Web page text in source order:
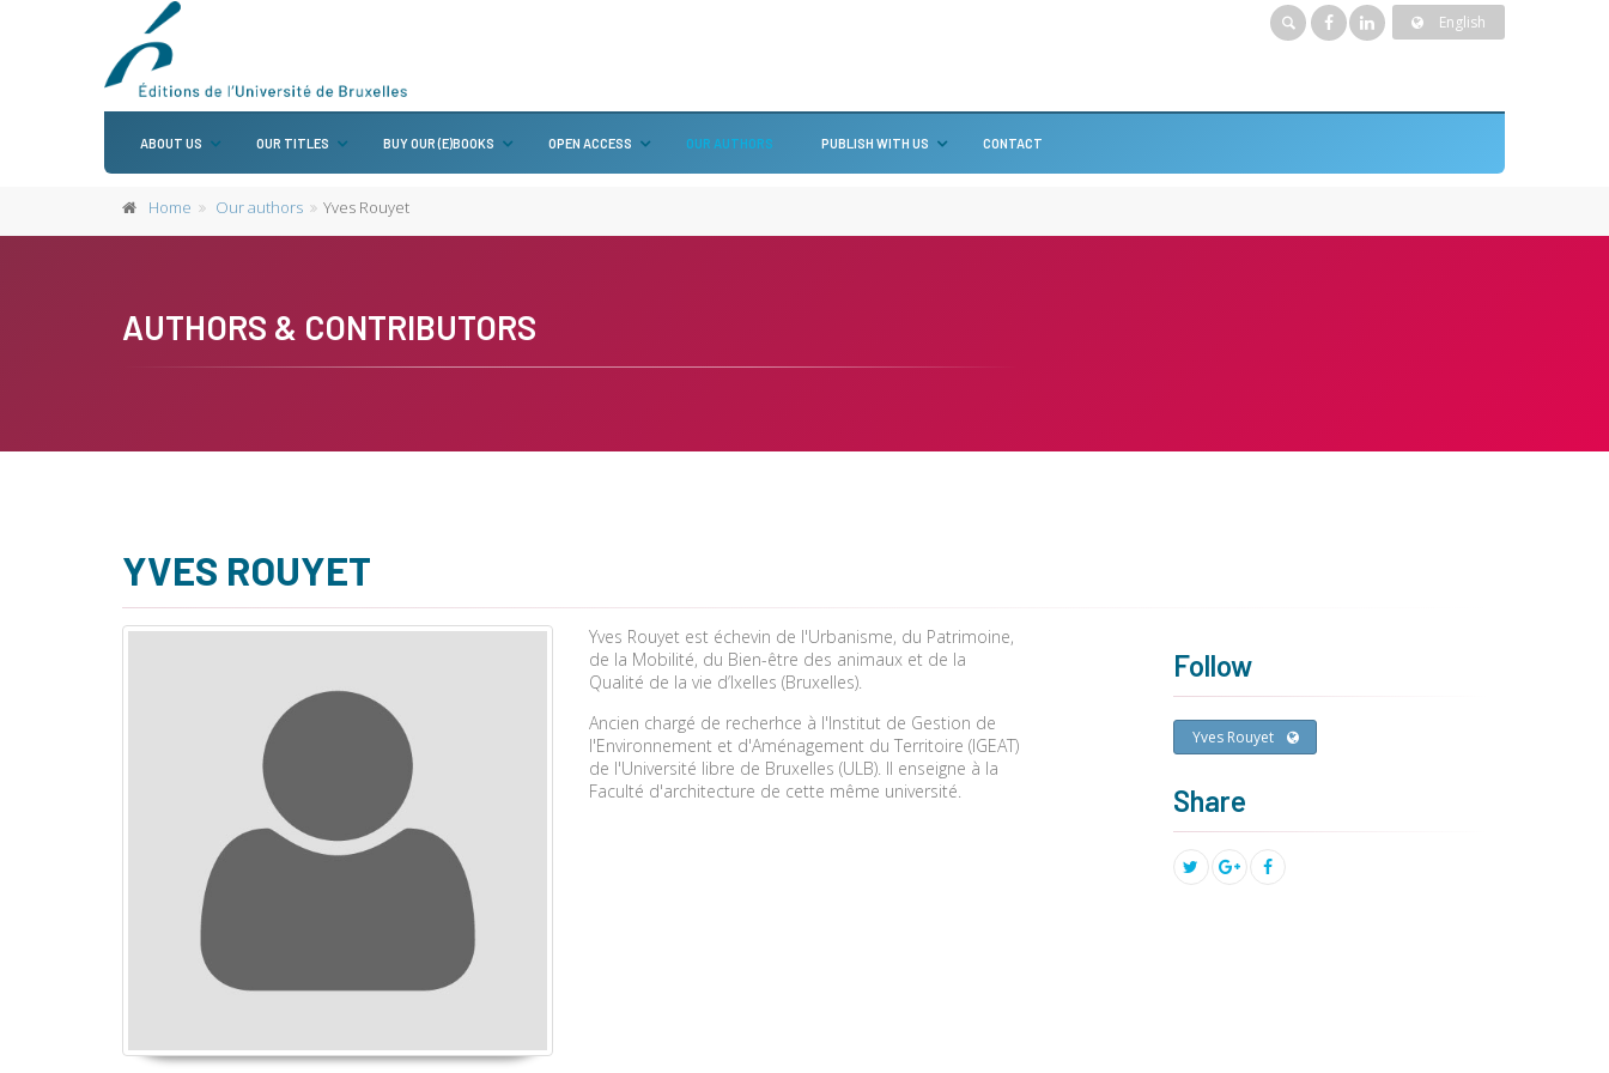
English
ABOUT US OUR TITLES BUY OUR (E)BOOKS OPEN ACCESS OUR AUTHORS PUBLISH WITH US CONTACT
Home Our authors Yves Rouyet
AUTHORS & CONTRIBUTORS
YVES ROUYET
Yves Rouyet est échevin de l'Urbanisme, du Patrimoine,
de la Mobilité, du Bien-être des animaux et de la
Qualité de la vie d’Ixelles (Bruxelles).
Ancien chargé de recherhce à l'Institut de Gestion de
l'Environnement et d'Aménagement du Territoire (IGEAT)
de l'Université libre de Bruxelles (ULB). Il enseigne à la
Faculté d'architecture de cette même université.
Follow
Yves Rouyet
Share